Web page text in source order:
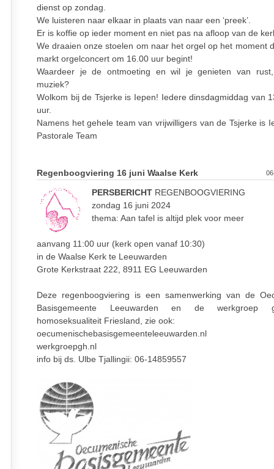
dienst op zondag.
We luisteren naar elkaar in plaats van naar een ‘preek’.
Er is koffie op ieder moment en niet pas na afloop van de
We draaien onze stoelen om naar het orgel op het moment
markt orgelconcert om 16.00 uur begint!
Waardeer je de ontmoeting en wil je genieten van
muziek?
Wolkom bij de Tsjerke is Iepen! Iedere dinsdagmiddag van
uur.
Namens het gehele team van vrijwilligers van de Tsjerke is
Pastorale Team
Regenboogviering 16 juni Waalse Kerk
PERSBERICHT REGENBOOGVIERING
zondag 16 juni 2024
thema: Aan tafel is altijd plek voor meer
aanvang 11:00 uur (kerk open vanaf 10:30)
in de Waalse Kerk te Leeuwarden
Grote Kerkstraat 222, 8911 EG Leeuwarden
Deze regenboogviering is een samenwerking van de
Basisgemeente Leeuwarden en de werkgroep
homoseksualiteit Friesland, zie ook:
oecumenischebasisgemeenteleeuwarden.nl
werkgroepgh.nl
info bij ds. Ulbe Tjallingii: 06-14859557